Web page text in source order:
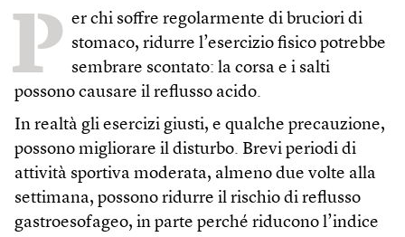
P er chi soffre regolarmente di bruciori di
stomaco, ridurre l’esercizio fisico potrebbe
sembrare scontato: la corsa e i salti
possono causare il reflusso acido.
In realtà gli esercizi giusti, e qualche precauzione,
possono migliorare il disturbo. Brevi periodi di
attività sportiva moderata, almeno due volte alla
settimana, possono ridurre il rischio di reflusso
gastroesofageo, in parte perché riducono l’indice